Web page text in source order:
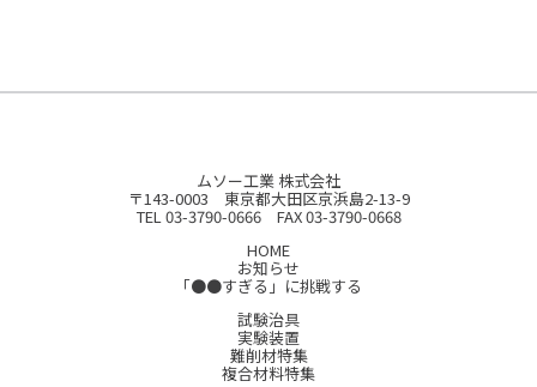
ムソー工業 株式会社
〒143-0003 東京都大田区京浜島2-13-9
TEL 03-3790-0666 FAX 03-3790-0668
HOME
お知らせ
「●●すぎる」に挑戦する
試験治具
実験装置
難削材特集
複合材料特集